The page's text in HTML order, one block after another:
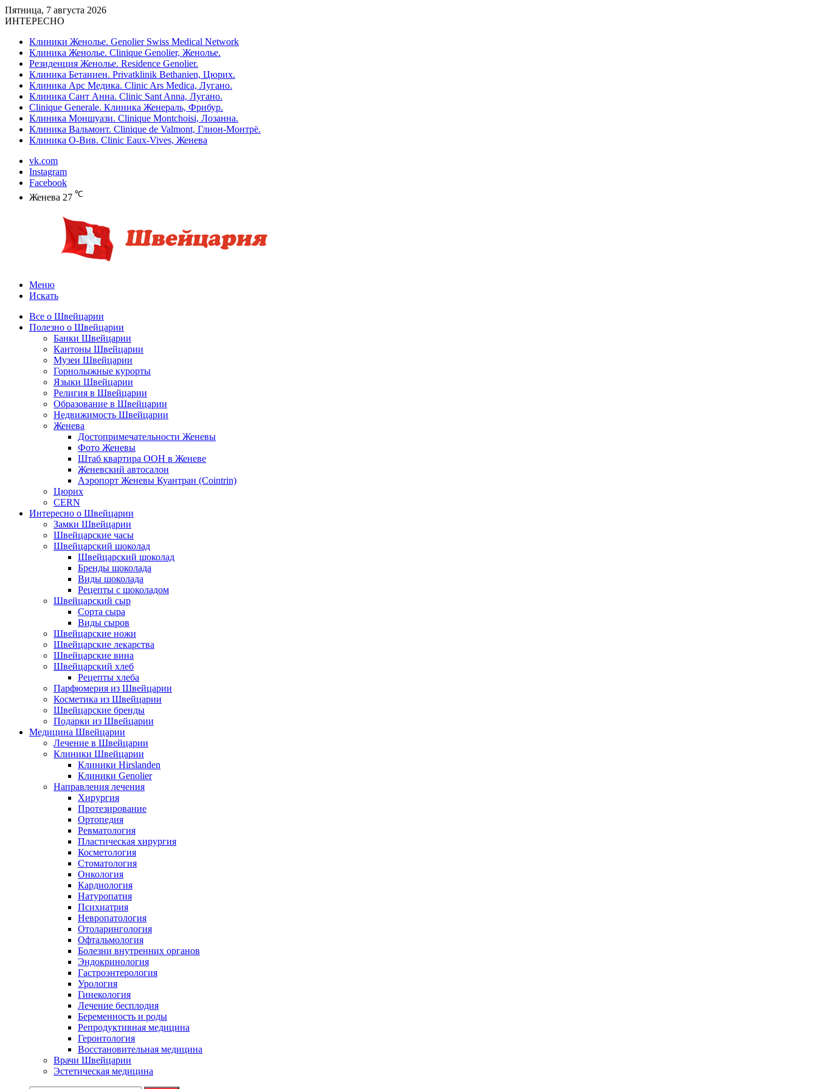
Пятница, 7 августа 2026
ИНТЕРЕСНО
Клиники Женолье. Genolier Swiss Medical Network
Клиника Женолье. Clinique Genolier, Женолье.
Резиденция Женолье. Residence Genolier.
Клиника Бетаниен. Privatklinik Bethanien, Цюрих.
Клиника Арс Медика. Clinic Ars Medica, Лугано.
Клиника Сант Анна. Clinic Sant Anna, Лугано.
Clinique Generale. Клиника Женераль, Фрибур.
Клиника Моншуази. Clinique Montchoisi, Лозанна.
Клиника Вальмонт. Clinique de Valmont, Глион-Монтрё.
Клиника О-Вив. Clinic Eaux-Vives, Женева
vk.com
Instagram
Facebook
Женева 27 ℃
Меню
Искать
Все о Швейцарии
Полезно о Швейцарии
Банки Швейцарии
Кантоны Швейцарии
Музеи Швейцарии
Горнолыжные курорты
Языки Швейцарии
Религия в Швейцарии
Образование в Швейцарии
Недвижимость Швейцарии
Женева
Достопримечательности Женевы
Фото Женевы
Штаб квартира ООН в Женеве
Женевский автосалон
Аэропорт Женевы Куантран (Cointrin)
Цюрих
CERN
Интересно о Швейцарии
Замки Швейцарии
Швейцарские часы
Швейцарский шоколад
Швейцарский шоколад
Бренды шоколада
Виды шоколада
Рецепты с шоколадом
Швейцарский сыр
Сорта сыра
Виды сыров
Швейцарские ножи
Швейцарские лекарства
Швейцарские вина
Швейцарский хлеб
Рецепты хлеба
Парфюмерия из Швейцарии
Косметика из Швейцарии
Швейцарские бренды
Подарки из Швейцарии
Медицина Швейцарии
Лечение в Швейцарии
Клиники Швейцарии
Клиники Hirslanden
Клиники Genolier
Направления лечения
Хирургия
Протезирование
Ортопедия
Ревматология
Пластическая хирургия
Косметология
Стоматология
Онкология
Кардиология
Натуропатия
Психиатрия
Невропатология
Отоларингология
Офтальмология
Болезни внутренних органов
Эндокринология
Гастроэнтерология
Урология
Гинекология
Лечение бесплодия
Беременность и роды
Репродуктивная медицина
Геронтология
Восстановительная медицина
Врачи Швейцарии
Эстетическая медицина